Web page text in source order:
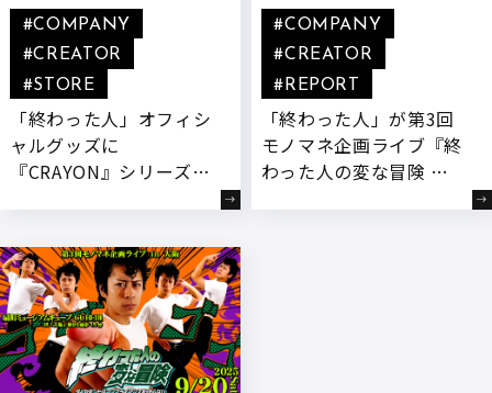
「終わった人」オフィシ
ャルグッズに
『CRAYON』シリーズが
#COMPANY
#CREATOR
#STORE
「終わった人」が第3回
モノマネ企画ライブ『終
わった人の変な冒険 ダ
#COMPANY
#CREATOR
#REPORT